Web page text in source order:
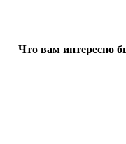
Что вам интересно